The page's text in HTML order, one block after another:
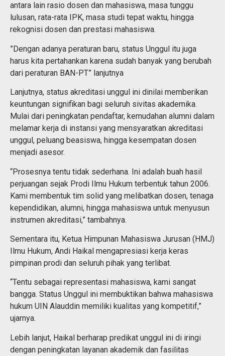
antara lain rasio dosen dan mahasiswa, masa tunggu
lulusan, rata-rata IPK, masa studi tepat waktu, hingga
rekognisi dosen dan prestasi mahasiswa.
”Dengan adanya peraturan baru, status Unggul itu juga
harus kita pertahankan karena sudah banyak yang berubah
dari peraturan BAN-PT” lanjutnya
Lanjutnya, status akreditasi unggul ini dinilai memberikan
keuntungan signifikan bagi seluruh sivitas akademika.
Mulai dari peningkatan pendaftar, kemudahan alumni dalam
melamar kerja di instansi yang mensyaratkan akreditasi
unggul, peluang beasiswa, hingga kesempatan dosen
menjadi asesor.
“Prosesnya tentu tidak sederhana. Ini adalah buah hasil
perjuangan sejak Prodi Ilmu Hukum terbentuk tahun 2006.
Kami membentuk tim solid yang melibatkan dosen, tenaga
kependidikan, alumni, hingga mahasiswa untuk menyusun
instrumen akreditasi,” tambahnya.
Sementara itu, Ketua Himpunan Mahasiswa Jurusan (HMJ)
Ilmu Hukum, Andi Haikal mengapresiasi kerja keras
pimpinan prodi dan seluruh pihak yang terlibat.
“Tentu sebagai representasi mahasiswa, kami sangat
bangga. Status Unggul ini membuktikan bahwa mahasiswa
hukum UIN Alauddin memiliki kualitas yang kompetitif,”
ujarnya.
Lebih lanjut, Haikal berharap predikat unggul ini di iringi
dengan peningkatan layanan akademik dan fasilitas